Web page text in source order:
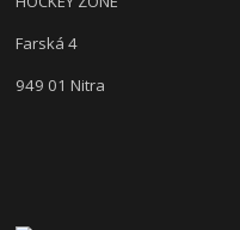
Farská 4
949 01 Nitra